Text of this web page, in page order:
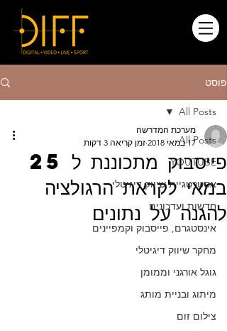
פוסט
All Posts
YOUTUBE
אסטרטגיית שיווק דיגיטלי
חדשות ועדכונים
אינסטגרם, פייסבוק וקמפיינים
מחקר שיווק דיגיטלי
גוגל אורגני וממומן
מיתוג ובניית מותג
צילום זום
All Posts
פייסבוק מתכוננת ל 25
במאי לקראת הרגולציה
להגנה על נתונים
מערכת המדרשה
17 במאי 2018
זמן קריאה 3 דקות